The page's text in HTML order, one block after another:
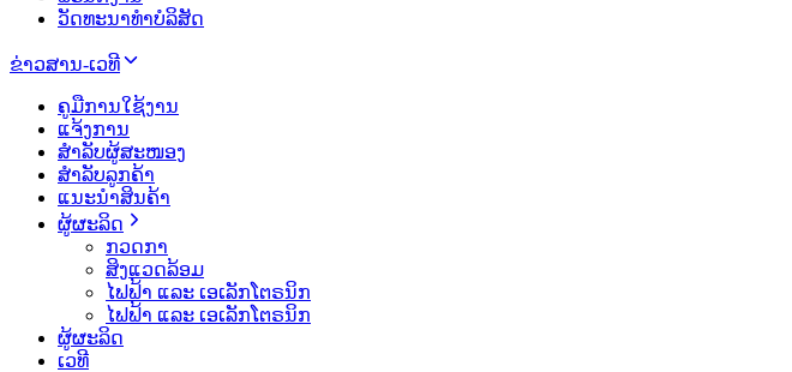
ວັດທະນາທຳບໍລິສັດ
ຂ່າວສານ-ເວທີ
ຄູມືການໃຊ້ງານ
ແຈ້ງການ
ສຳລັບຜູ້ສະໜອງ
ສຳລັບລູກຄ້າ
ແນະນຳສິນຄ້າ
ຜູ້ຜະລິດ
ກວດກາ
ສິງແວດລ້ອມ
ໄຟຟ້າ ແລະ ເອເລັກໂຕຣນິກ
ໄຟຟ້າ ແລະ ເອເລັກໂຕຣນິກ
ຜູ້ຜະລິດ
ເວທີ